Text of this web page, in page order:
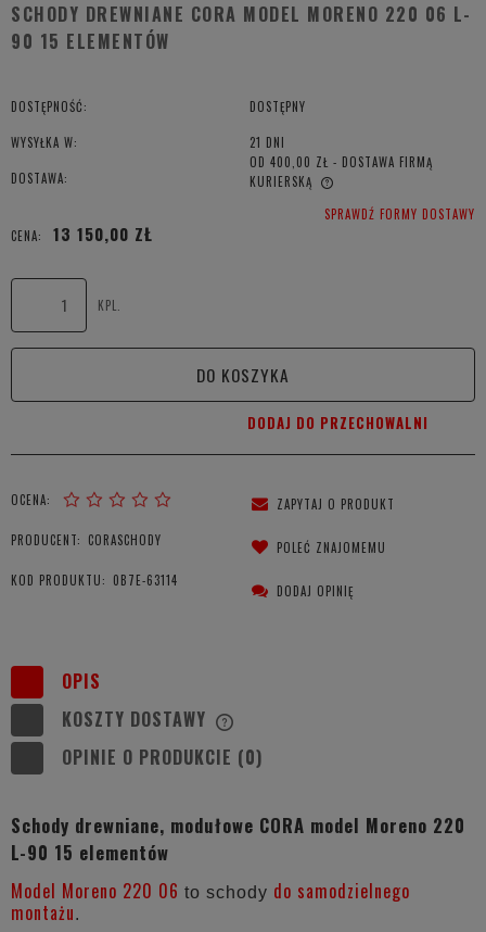
SCHODY DREWNIANE CORA MODEL MORENO 220 06 L-
90 15 ELEMENTÓW
DOSTĘPNOŚĆ: DOSTĘPNY
WYSYŁKA W: 21 DNI
DOSTAWA:
OD 400,00 ZŁ - DOSTAWA FIRMĄ
KURIERSKĄ
CENA NIE ZAWIERA EWENTUALNYCH KOSZTÓW PŁATNOŚCISPRAWDŹ FORMY DOSTAWY
CENA:
13 150,00 ZŁ
KPL.
DO KOSZYKA
DODAJ DO PRZECHOWALNI
OCENA:
PRODUCENT: CORASCHODY
KOD PRODUKTU: 0B7E-63114
ZAPYTAJ O PRODUKT
POLEĆ ZNAJOMEMU
DODAJ OPINIĘ
OPIS
KOSZTY DOSTAWY
KOSZTÓW PŁATNOŚCI
OPINIE O PRODUKCIE (0)
Schody drewniane, modułowe CORA model Moreno 220
L-90 15 elementów
Model Moreno 220 06 to schody do samodzielnego
montażu.